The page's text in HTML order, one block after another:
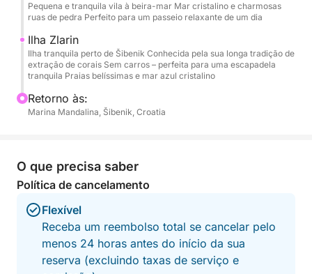
de Prvić e Zlarin, conhecidas por sua autêntica
atmosfera dálmata, orlas tranquilas e águas
cristalinas. Ao longo do caminho, o capitão
ancorará em belas baías isoladas, dando-lhe
bastante tempo para nadar, flutuar e relaxar em
meio à natureza intocada. O equipamento de
mergulho (máscara e snorkel) está incluído,
Este passeio privado oferece total flexibilidade —
você pode passar mais tempo nadando, explorando
uma vila em uma ilha ou simplesmente relaxando no
barco enquanto aproveita o sol do Adriático. Sem
multidões e sem horários fixos, o dia se desenrola
de acordo com seus desejos.
Pequena e tranquila vila à beira-mar Mar cristalino e charmosas
ruas de pedra Perfeito para um passeio relaxante de um dia
Ilha Zlarin
Ilha tranquila perto de Šibenik Conhecida pela sua longa tradição de
extração de corais Sem carros – perfeita para uma escapadela
tranquila Praias belíssimas e mar azul cristalino
Retorno às:
Marina Mandalina, Šibenik, Croatia
O que precisa saber
Política de cancelamento
Flexível
Receba um reembolso total se cancelar pelo
menos 24 horas antes do início da sua
reserva (excluindo taxas de serviço e